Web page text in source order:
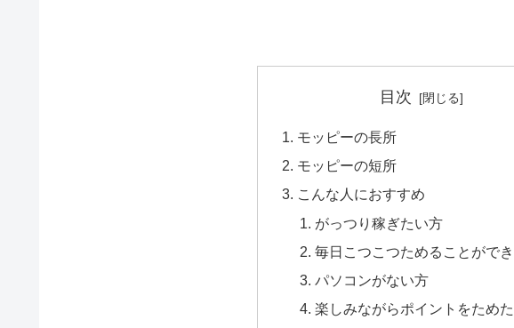
目次
モッピーの長所
モッピーの短所
こんな人におすすめ
がっつり稼ぎたい方
毎日こつこつためることがで
パソコンがない方
楽しみながらポイントをため